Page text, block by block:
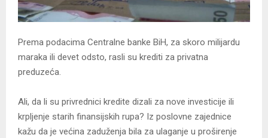
Prema podacima Centralne banke BiH, za skoro milijardu
maraka ili devet odsto, rasli su krediti za privatna
preduzeća.
Ali, da li su privrednici kredite dizali za nove investicije ili
krpljenje starih finansijskih rupa? Iz poslovne zajednice
kažu da je većina zaduženja bila za ulaganje u proširenje